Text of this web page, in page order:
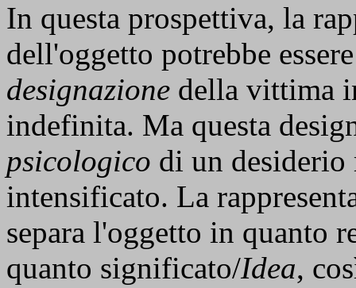
In questa prospettiva, la
dell'oggetto potrebbe
designazione della vittima
indefinita. Ma questa
psicologico di un
intensificato. La
separa l'oggetto in quanto
quanto significato/Idea,